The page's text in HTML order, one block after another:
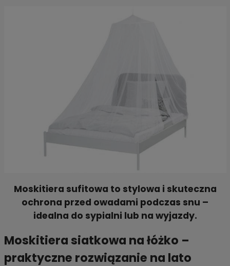
Moskitiera sufitowa to stylowa i skuteczna
ochrona przed owadami podczas snu –
idealna do sypialni lub na wyjazdy.
Moskitiera siatkowa na łóżko –
praktyczne rozwiązanie na lato